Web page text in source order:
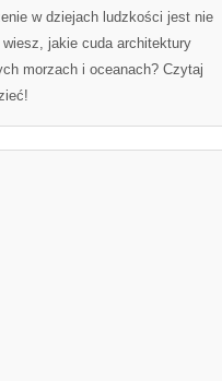
w dziejach ludzkości jest nie
jakie cuda architektury
morzach i oceanach? Czytaj